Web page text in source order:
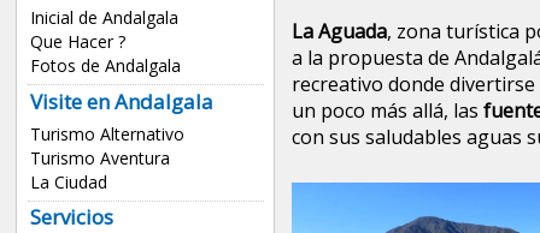
Inicial de Andalgala
Que Hacer ?
Fotos de Andalgala
Visite en Andalgala
Turismo Alternativo
Turismo Aventura
La Ciudad
Servicios
La Aguada, zona turística
a la propuesta de
recreativo donde
un poco más allá, las
con sus saludables aguas